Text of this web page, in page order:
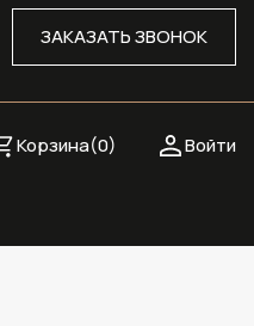
ЗАКАЗАТЬ ЗВОНОК
Войти
Корзина(0)